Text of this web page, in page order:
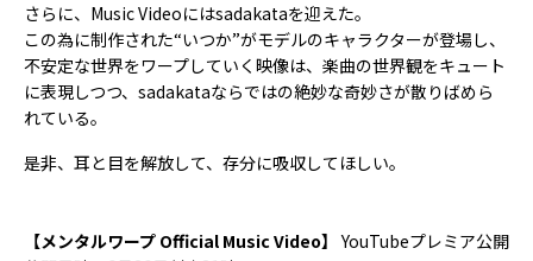
さらに、Music Videoにはsadakataを迎えた。
この為に制作された“いつか”がモデルのキャラクターが登場し、
不安定な世界をワープしていく映像は、楽曲の世界観をキュート
に表現しつつ、sadakataならではの絶妙な奇妙さが散りばめら
れている。
是非、耳と目を解放して、存分に吸収してほしい。
【メンタルワープ Official Music Video】 YouTubeプレミア公開